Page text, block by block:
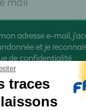
adresse e-mail,
et je
de confidentialité
traces